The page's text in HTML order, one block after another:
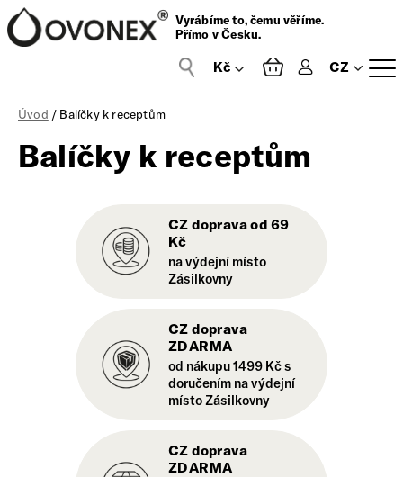
Vyrábíme to, čemu věříme.
Přímo v Česku.
CZ
Balíčky k receptům
Úvod / Balíčky k receptům
CZ doprava od 69
Kč
na výdejní místo
Zásilkovny
CZ doprava
ZDARMA
od nákupu 1499 Kč s
doručením na výdejní
místo Zásilkovny
CZ doprava
ZDARMA